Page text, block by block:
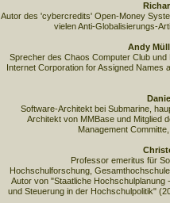
Autor des 'cybercredits' Open-Money
vielen Anti-Globalisierungs-
Andy
Sprecher des Chaos Computer Club und
Internet Corporation for Assigned Names
Software-Architekt bei Submarine,
Architekt von MMBase und Mitglied
Management
Professor emeritus für
Hochschulforschung,
Autor von "Staatliche Hochschulplanung
und Steuerung in der Hochschulpolitik"